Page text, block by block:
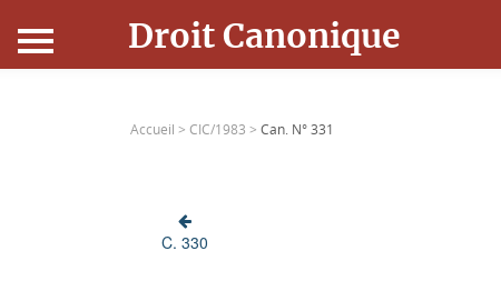
Droit Canonique
Accueil > CIC/1983 > Can. N° 331
C. 330